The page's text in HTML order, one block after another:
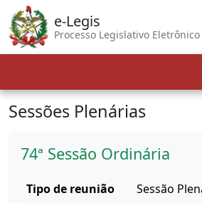
e-Legis
Processo Legislativo Eletrônico
Sessões Plenárias
74ª Sessão Ordinária
Tipo de reunião
Sessão